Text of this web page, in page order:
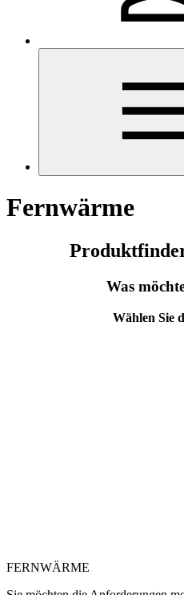
Fernwärme
Was
Wählen Sie
FERNWÄRME